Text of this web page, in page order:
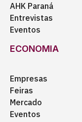
AHK Paraná
Entrevistas
Eventos
ECONOMIA
Empresas
Feiras
Mercado
Eventos